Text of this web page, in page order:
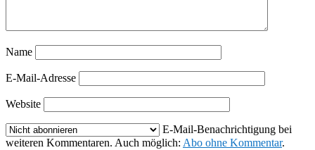
Name
E-Mail-Adresse
Website
E-Mail-Benachrichtigung bei
weiteren Kommentaren. Auch möglich: Abo ohne Kommentar.